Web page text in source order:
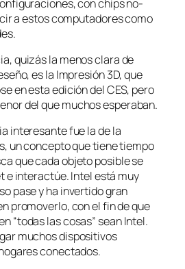
con chips no-
a estos computadores como
quizás la menos clara de
es la Impresión 3D, que
en esta edición del CES, pero
del que muchos esperaban.
interesante fue la de la
un concepto que tiene tiempo
que cada objeto posible se
e interactúe. Intel está muy
pase y ha invertido gran
promoverlo, con el fin de que
“todas las cosas” sean Intel.
muchos dispositivos
conectados.